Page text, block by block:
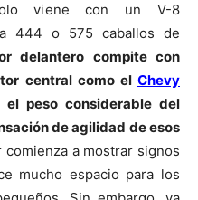
viene con un V-8
444 o 575 caballos de
delantero compite con
central como el Chevy
el peso considerable del
de agilidad de esos
a mostrar signos
mucho espacio para los